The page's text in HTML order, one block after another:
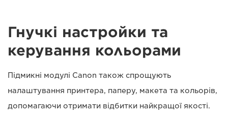
Гнучкі настройки та
керування кольорами
Підмикні модулі Canon також спрощують
налаштування принтера, паперу, макета та кольорів,
допомагаючи отримати відбитки найкращої якості.